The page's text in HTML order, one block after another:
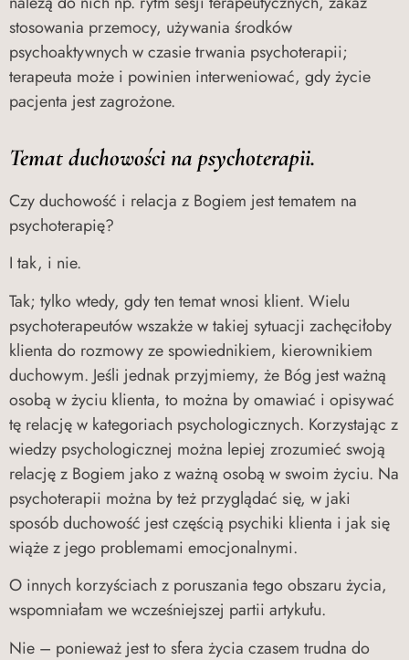
stosowania przemocy, używania środków
psychoaktywnych w czasie trwania psychoterapii;
terapeuta może i powinien interweniować, gdy życie
pacjenta jest zagrożone.
Temat duchowości na psychoterapii.
Czy duchowość i relacja z Bogiem jest tematem na
psychoterapię?
I tak, i nie.
Tak; tylko wtedy, gdy ten temat wnosi klient. Wielu
psychoterapeutów wszakże w takiej sytuacji zachęciłoby
klienta do rozmowy ze spowiednikiem, kierownikiem
duchowym. Jeśli jednak przyjmiemy, że Bóg jest ważną
osobą w życiu klienta, to można by omawiać i opisywać
tę relację w kategoriach psychologicznych. Korzystając z
wiedzy psychologicznej można lepiej zrozumieć swoją
relację z Bogiem jako z ważną osobą w swoim życiu. Na
psychoterapii można by też przyglądać się, w jaki
sposób duchowość jest częścią psychiki klienta i jak się
wiąże z jego problemami emocjonalnymi.
O innych korzyściach z poruszania tego obszaru życia,
wspomniałam we wcześniejszej partii artykułu.
Nie – ponieważ jest to sfera życia czasem trudna do